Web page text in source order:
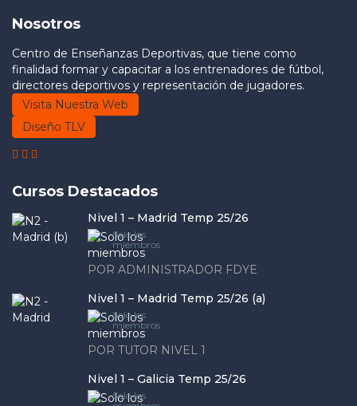
Nosotros
Centro de Enseñanzas Deportivas, que tiene como
finalidad formar y capacitar a los entrenadores de fútbol,
directores deportivos y representación de jugadores.
Visita Nuestra Web
Diseño TLV
Cursos Destacados
Nivel 1 – Madrid Temp 25/26
Solo los
miembros
POR ADMINISTRADOR FDYE
Nivel 1 – Madrid Temp 25/26 (a)
Solo los
miembros
POR TUTOR NIVEL 1
Nivel 1 – Galicia Temp 25/26
Solo los